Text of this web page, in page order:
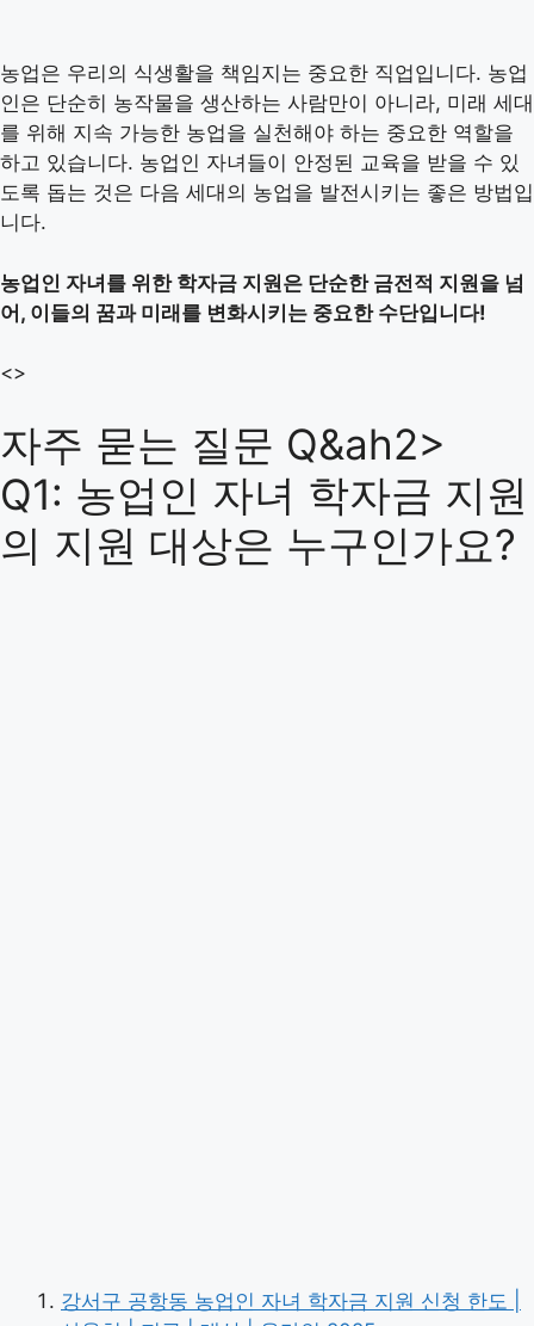
농업은 우리의 식생활을 책임지는 중요한 직업입니다. 농업
인은 단순히 농작물을 생산하는 사람만이 아니라, 미래 세대
를 위해 지속 가능한 농업을 실천해야 하는 중요한 역할을
하고 있습니다. 농업인 자녀들이 안정된 교육을 받을 수 있
도록 돕는 것은 다음 세대의 농업을 발전시키는 좋은 방법입
니다.
농업인 자녀를 위한 학자금 지원은 단순한 금전적 지원을 넘
어, 이들의 꿈과 미래를 변화시키는 중요한 수단입니다!
<>
자주 묻는 질문 Q&ah2>
Q1: 농업인 자녀 학자금 지원
의 지원 대상은 누구인가요?
강서구 공항동 농업인 자녀 학자금 지원 신청 한도 |